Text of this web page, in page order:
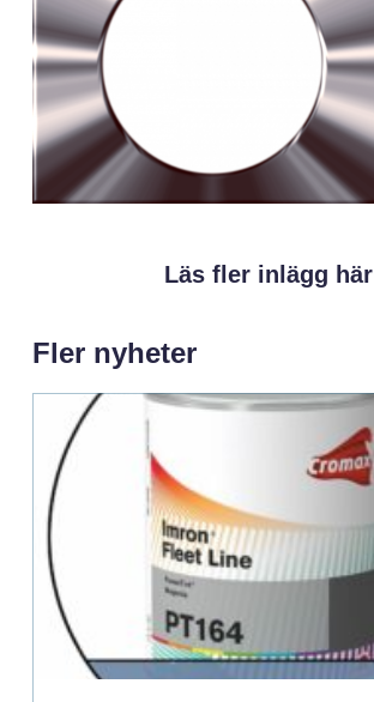
Läs fler inlägg här
Fler nyheter